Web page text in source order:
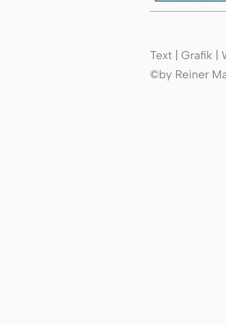
Text | Grafik |
©by Reiner